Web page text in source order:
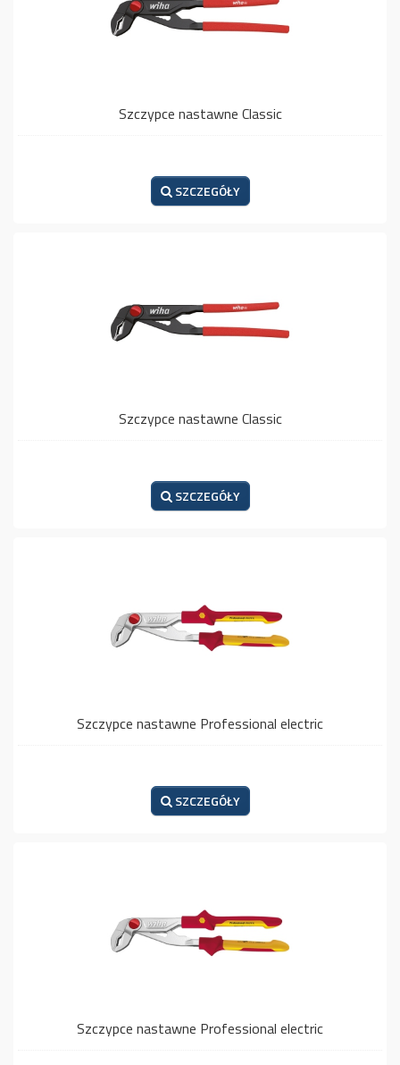
Szczypce nastawne Classic
SZCZEGÓŁY
Szczypce nastawne Classic
SZCZEGÓŁY
Szczypce nastawne Professional electric
SZCZEGÓŁY
Szczypce nastawne Professional electric